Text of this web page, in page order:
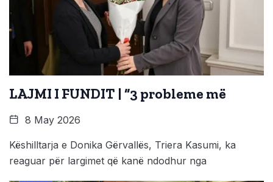
LAJMI I FUNDIT | “3 probleme më
8 May 2026
Këshilltarja e Donika Gërvallës, Triera Kasumi, ka
reaguar për largimet që kanë ndodhur nga